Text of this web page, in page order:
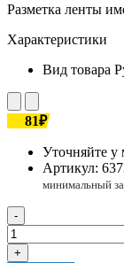
Разметка ленты
Характеристики
Вид товара
81₽
Уточняйте у
Артикул:
-
+